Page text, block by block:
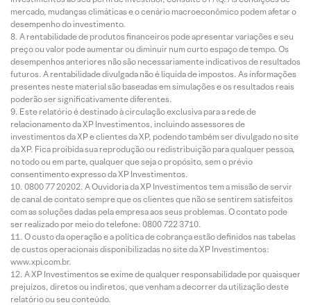
mercado, mudanças climáticas e o cenário macroeconômico podem afetar o
desempenho do investimento.
A rentabilidade de produtos financeiros pode apresentar variações e seu
preço ou valor pode aumentar ou diminuir num curto espaço de tempo. Os
desempenhos anteriores não são necessariamente indicativos de resultados
futuros. A rentabilidade divulgada não é líquida de impostos. As informações
presentes neste material são baseadas em simulações e os resultados reais
poderão ser significativamente diferentes.
Este relatório é destinado à circulação exclusiva para a rede de
relacionamento da XP Investimentos, incluindo assessores de
investimentos da XP e clientes da XP, podendo também ser divulgado no site
da XP. Fica proibida sua reprodução ou redistribuição para qualquer pessoa,
no todo ou em parte, qualquer que seja o propósito, sem o prévio
consentimento expresso da XP Investimentos.
0800 77 20202. A Ouvidoria da XP Investimentos tem a missão de servir
de canal de contato sempre que os clientes que não se sentirem satisfeitos
com as soluções dadas pela empresa aos seus problemas. O contato pode
ser realizado por meio do telefone: 0800 722 3710.
O custo da operação e a política de cobrança estão definidos nas tabelas
de custos operacionais disponibilizadas no site da XP Investimentos:
www.xpi.com.br.
A XP Investimentos se exime de qualquer responsabilidade por quaisquer
prejuízos, diretos ou indiretos, que venham a decorrer da utilização deste
relatório ou seu conteúdo.